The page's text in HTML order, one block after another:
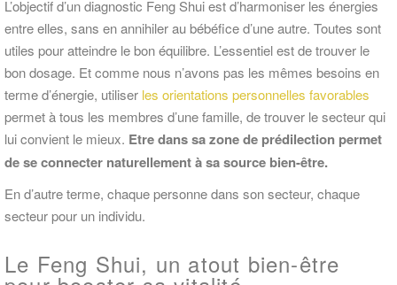
L’objectif d’un diagnostic Feng Shui est d’harmoniser les énergies
entre elles, sans en annihiler au bébéfice d’une autre. Toutes sont
utiles pour atteindre le bon équilibre. L’essentiel est de trouver le
bon dosage. Et comme nous n’avons pas les mêmes besoins en
terme d’énergie, utiliser les orientations personnelles favorables
permet à tous les membres d’une famille, de trouver le secteur qui
lui convient le mieux. Etre dans sa zone de prédilection permet
de se connecter naturellement à sa source bien-être.
En d’autre terme, chaque personne dans son secteur, chaque
secteur pour un individu.
Le Feng Shui, un atout bien-être